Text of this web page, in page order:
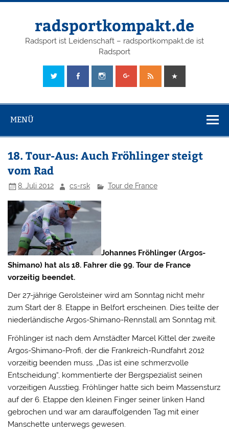
radsportkompakt.de
Radsport ist Leidenschaft – radsportkompakt.de ist
Radsport
MENÜ
18. Tour-Aus: Auch Fröhlinger steigt
vom Rad
8. Juli 2012 cs-rsk Tour de France
Johannes Fröhlinger (Argos-
Shimano) hat als 18. Fahrer die 99. Tour de France
vorzeitig beendet.
Der 27-jährige Gerolsteiner wird am Sonntag nicht mehr
zum Start der 8. Etappe in Belfort erscheinen. Dies teilte der
niederländische Argos-Shimano-Rennstall am Sonntag mit.
Fröhlinger ist nach dem Arnstädter Marcel Kittel der zweite
Argos-Shimano-Profi, der die Frankreich-Rundfahrt 2012
vorzeitig beenden muss. „Das ist eine schmerzvolle
Entscheidung“, kommentierte der Bergspezialist seinen
vorzeitigen Ausstieg. Fröhlinger hatte sich beim Massensturz
auf der 6. Etappe den kleinen Finger seiner linken Hand
gebrochen und war am darauffolgenden Tag mit einer
Manschette unterwegs gewesen.